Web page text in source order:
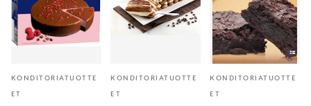
KONDITORIATUOTTE
ET
KONDITORIATUOTTE
ET
KONDITORIATUOTTE
ET